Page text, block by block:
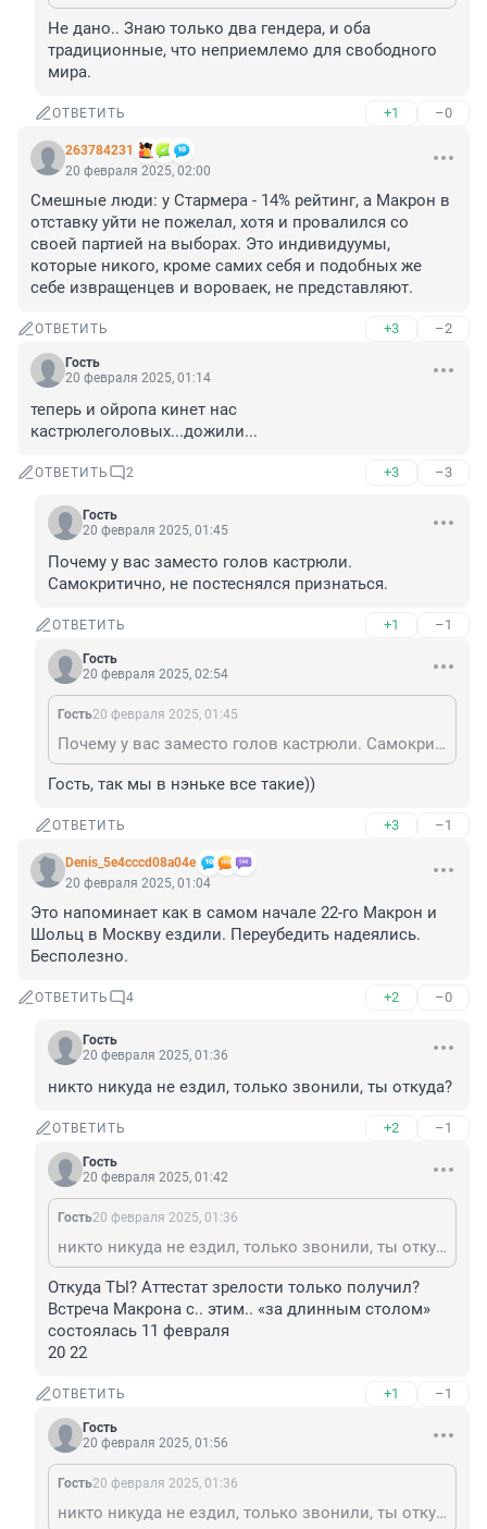
Не дано.. Знаю только два гендера, и оба
традиционные, что неприемлемо для свободного
мира.
ОТВЕТИТЬ +1 –0
263784231
20 февраля 2025, 02:00
Смешные люди: у Стармера - 14% рейтинг, а Макрон в
отставку уйти не пожелал, хотя и провалился со
своей партией на выборах. Это индивидуумы,
которые никого, кроме самих себя и подобных же
себе извращенцев и вороваек, не представляют.
ОТВЕТИТЬ +3 –2
Гость
20 февраля 2025, 01:14
теперь и ойропа кинет нас
кастрюлеголовых...дожили...
ОТВЕТИТЬ 2 +3 –3
Гость
20 февраля 2025, 01:45
Почему у вас заместо голов кастрюли.
Самокритично, не постеснялся признаться.
ОТВЕТИТЬ +1 –1
Гость
20 февраля 2025, 02:54
Гость20 февраля 2025, 01:45
Почему у вас заместо голов кастрюли. Самокритично, не постеснялся признаться.
Гость, так мы в нэньке все такие))
ОТВЕТИТЬ +3 –1
Denis_5e4cccd08a04e
20 февраля 2025, 01:04
Это напоминает как в самом начале 22-го Макрон и
Шольц в Москву ездили. Переубедить надеялись.
Бесполезно.
ОТВЕТИТЬ 4 +2 –0
Гость
20 февраля 2025, 01:36
никто никуда не ездил, только звонили, ты откуда?
ОТВЕТИТЬ +2 –1
Гость
20 февраля 2025, 01:42
Гость20 февраля 2025, 01:36
никто никуда не ездил, только звонили, ты откуда?
Откуда ТЫ? Аттестат зрелости только получил?
Встреча Макрона с.. этим.. «за длинным столом»
состоялась 11 февраля
20 22
ОТВЕТИТЬ +1 –1
Гость
20 февраля 2025, 01:56
Гость20 февраля 2025, 01:36
никто никуда не ездил, только звонили, ты откуда?